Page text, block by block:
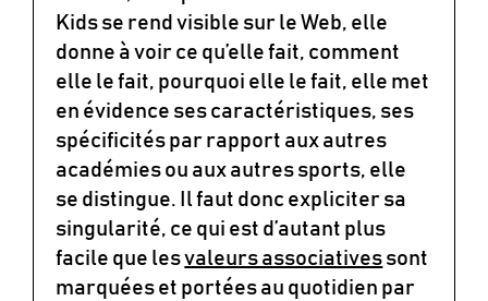
Kids se rend visible sur le Web, elle
donne à voir ce qu’elle fait, comment
elle le fait, pourquoi elle le fait, elle met
en évidence ses caractéristiques, ses
spécificités par rapport aux autres
académies ou aux autres sports, elle
se distingue. Il faut donc expliciter sa
singularité, ce qui est d’autant plus
facile que lesvaleurs associatives sont
marquées et portées au quotidien par